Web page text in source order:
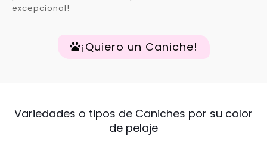
excepcional!
¡Quiero un Caniche!
Variedades o tipos de Caniches por su color
de pelaje